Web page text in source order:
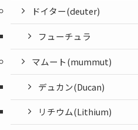
ドイター(deuter)
フューチュラ
マムート(mummut)
デュカン(Ducan)
リチウム(Lithium)